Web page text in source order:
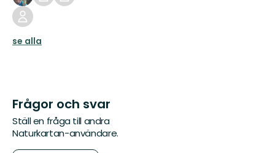
se alla
Frågor och svar
Ställ en fråga till andra
Naturkartan-användare.